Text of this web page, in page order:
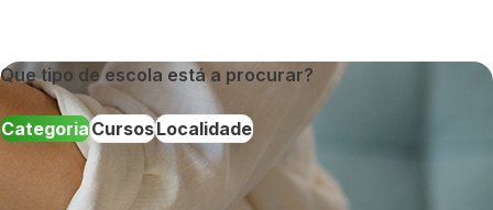
Que tipo de escola está a procurar?
CategoriaCursosLocalidade